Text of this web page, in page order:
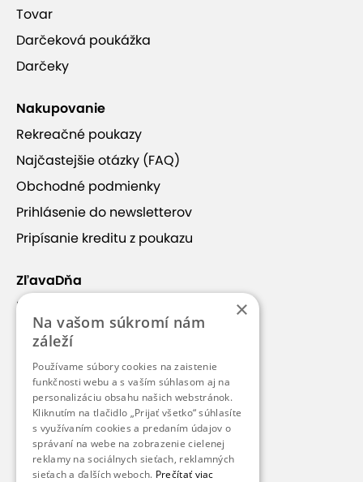
Kontakt
Laura Lombardi - Telová kozmetika
82101 Bratislava
Slovensko
+421 948 929 236
Na objednávky:
PO-PI: 9.00 - 20.00 hod.
SO: 12.00 - 20.00 hod.
lauralombardi.kozmetika.tela@gmail.com
masazebratislava.weblahko.sk
Zobraziť partnerskú stránku
Tovar
Darčeková poukážka
Darčeky
Nakupovanie
Rekreačné poukazy
Najčastejšie otázky (FAQ)
Obchodné podmienky
Prihlásenie do newsletterov
Pripísanie kreditu z poukazu
ZľavaDňa
Náš príbeh
Kontakt
Kariéra
Blog
Pre médiá
Pre partnerov
×
Na vašom súkromí nám
záleží
Používame súbory cookies na zaistenie
funkčnosti webu a s vaším súhlasom aj na
personalizáciu obsahu našich webstránok.
Kliknutím na tlačidlo „Prijať všetko“ súhlasíte
s využívaním cookies a predaním údajov o
správaní na webe na zobrazenie cielenej
reklamy na sociálnych sieťach, reklamných
sieťach a ďalších weboch. Prečítať viac